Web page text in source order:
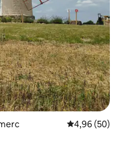
Vidutinis
4,96 (50)